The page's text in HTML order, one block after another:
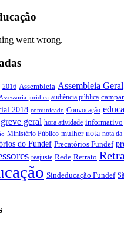
went wrong.
2016 Assembleia Assembleia Geral
Assessoria jurídica audiência pública
2018 comunicado Convocação
greve geral hora atividade informativo
Ministério Público mulher nota nota
do Fundef Precatórios Fundef
reajuste Rede Retrato
Sindeducação Fundef